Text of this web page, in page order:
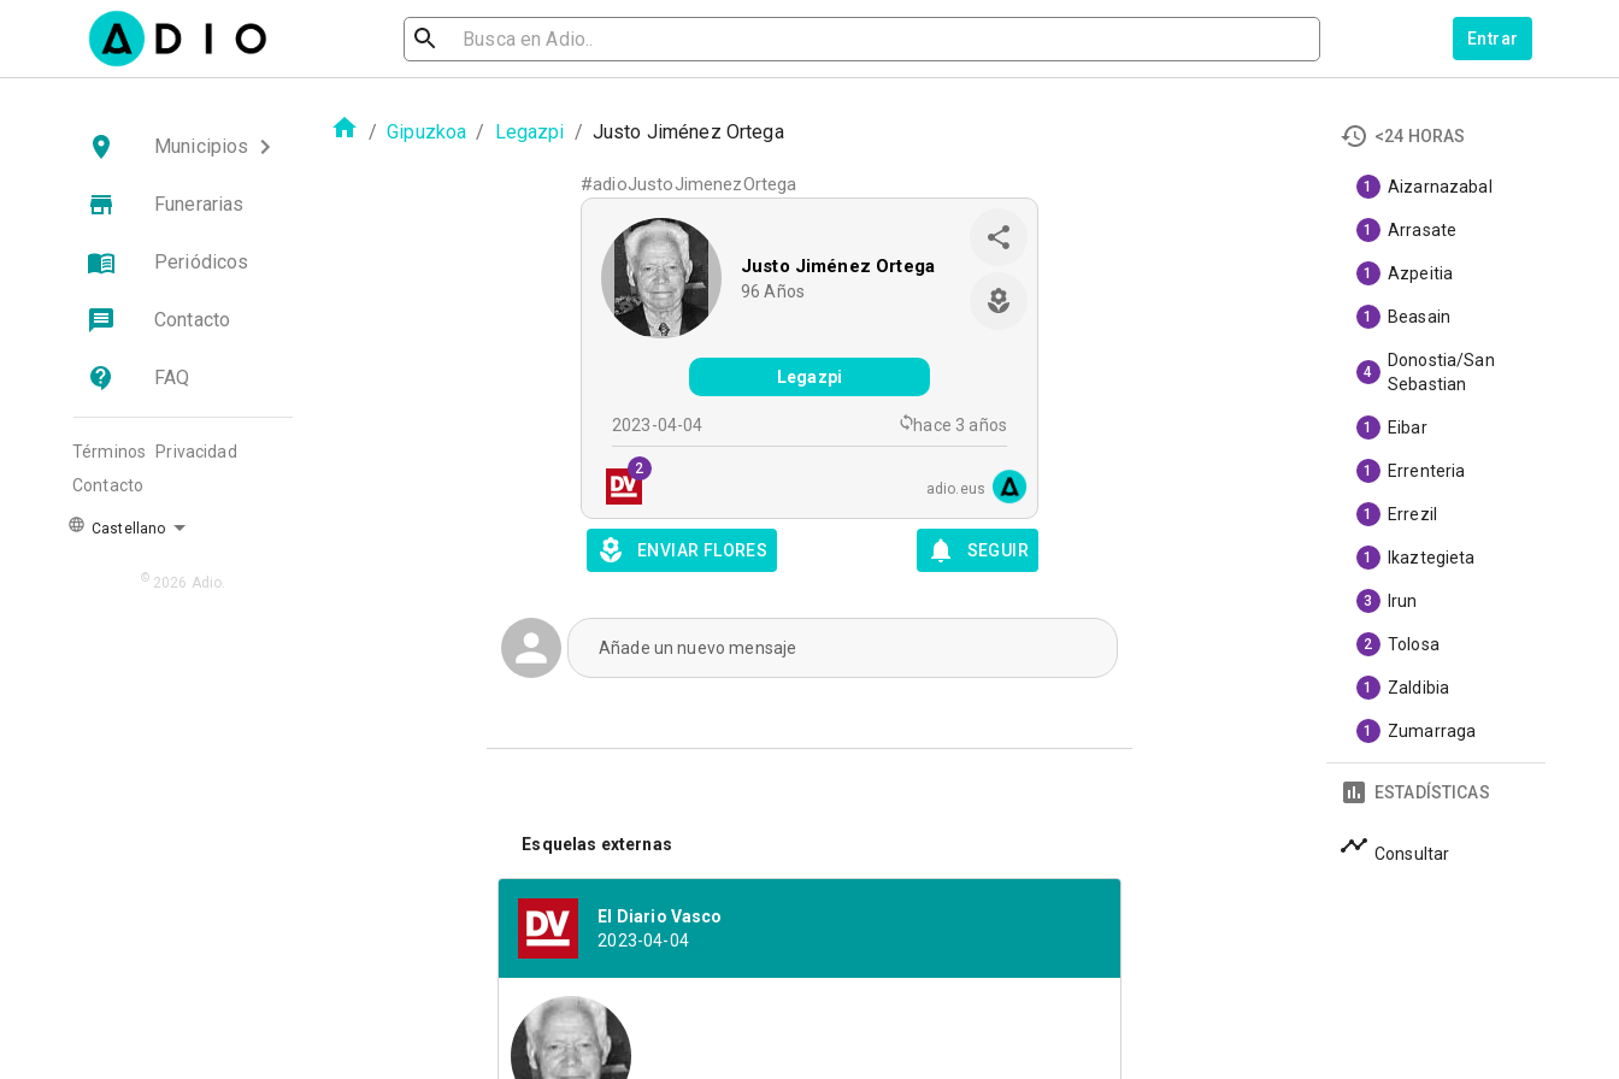
Entrar
Municipios
Funerarias
Periódicos
Contacto
FAQ
Términos
Privacidad
Contacto
Castellano
© 2026 Adio.
/ Gipuzkoa / Legazpi / Justo Jiménez Ortega
#adioJustoJimenezOrtega
Justo Jiménez Ortega
96 Años
Legazpi
2023-04-04 hace 3 años
2
adio.eus
ENVIAR FLORES SEGUIR
Añade un nuevo mensaje
Esquelas externas
El Diario Vasco
2023-04-04
<24 HORAS
1 Aizarnazabal
1 Arrasate
1 Azpeitia
1 Beasain
4
Donostia/San
Sebastian
1 Eibar
1 Errenteria
1 Errezil
1 Ikaztegieta
3 Irun
2 Tolosa
1 Zaldibia
1 Zumarraga
ESTADÍSTICAS
Consultar